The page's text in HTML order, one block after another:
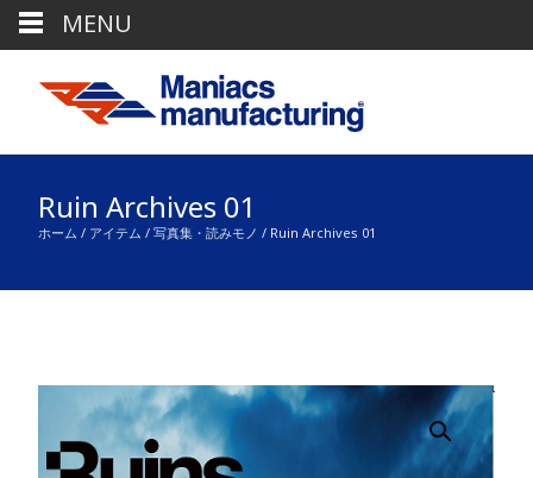
Ruin Archives 01
ホーム / アイテム / 写真集・読みモノ / Ruin Archives 01
MENU